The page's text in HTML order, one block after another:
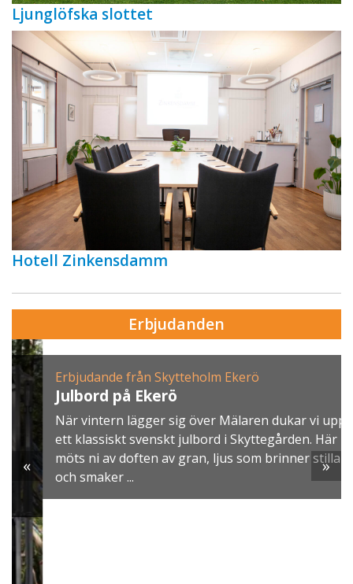
Ljunglöfska slottet
Hotell Zinkensdamm
Erbjudanden
Erbjudande från Skytteholm Ekerö
Julbord på Ekerö
När vintern lägger sig över Mälaren dukar vi upp
ett klassiskt svenskt julbord i Skyttegården. Här
möts ni av doften av gran, ljus som brinner stilla
och smaker ...
« »